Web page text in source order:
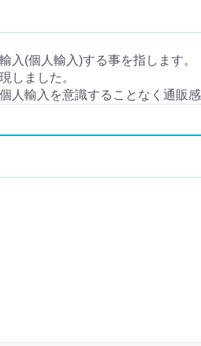
入(個人輸入)する事を指します。
しました。
輸入を意識することなく通販